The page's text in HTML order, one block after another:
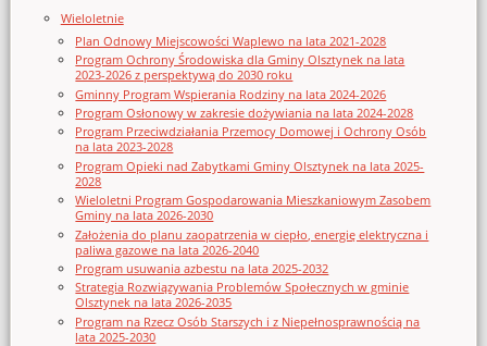
Wieloletnie
Plan Odnowy Miejscowości Waplewo na lata 2021-2028
Program Ochrony Środowiska dla Gminy Olsztynek na lata
2023-2026 z perspektywą do 2030 roku
Gminny Program Wspierania Rodziny na lata 2024-2026
Program Osłonowy w zakresie dożywiania na lata 2024-2028
Program Przeciwdziałania Przemocy Domowej i Ochrony Osób
na lata 2023-2028
Program Opieki nad Zabytkami Gminy Olsztynek na lata 2025-
2028
Wieloletni Program Gospodarowania Mieszkaniowym Zasobem
Gminy na lata 2026-2030
Założenia do planu zaopatrzenia w ciepło, energię elektryczna i
paliwa gazowe na lata 2026-2040
Program usuwania azbestu na lata 2025-2032
Strategia Rozwiązywania Problemów Społecznych w gminie
Olsztynek na lata 2026-2035
Program na Rzecz Osób Starszych i z Niepełnosprawnością na
lata 2025-2030